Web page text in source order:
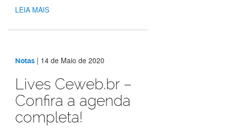
LEIA MAIS
Notas | 14 de Maio de 2020
Lives Ceweb.br –
Confira a agenda
completa!